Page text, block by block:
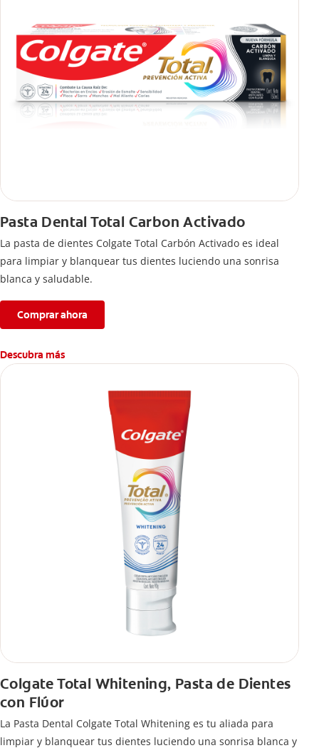
Pasta Dental Total Carbon Activado
La pasta de dientes Colgate Total Carbón Activado es ideal
para limpiar y blanquear tus dientes luciendo una sonrisa
blanca y saludable.
Comprar ahora
Descubra más
Colgate Total Whitening, Pasta de Dientes
con Flúor
La Pasta Dental Colgate Total Whitening es tu aliada para
limpiar y blanquear tus dientes luciendo una sonrisa blanca y